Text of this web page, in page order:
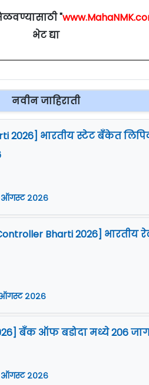
"
भेट द्या
नवीन जाहिराती
2026] भारतीय स्टेट बँकेत
२०२६
Bharti 2026] भारतीय
२०२६
बँक ऑफ बडोदा मध्ये 206
२०२६